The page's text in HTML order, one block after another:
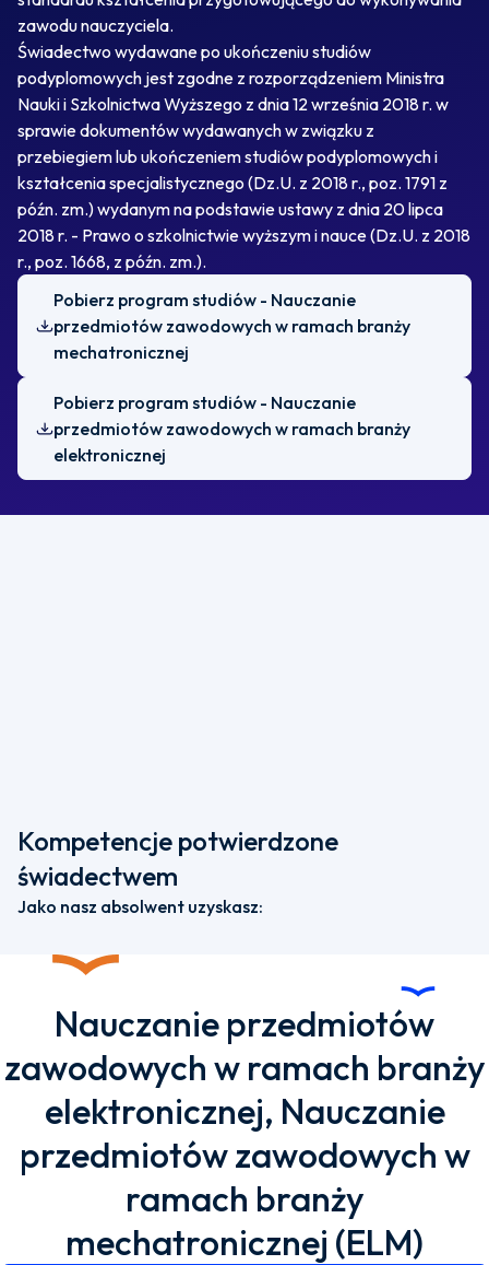
zawodu nauczyciela.
Świadectwo wydawane po ukończeniu studiów
podyplomowych jest zgodne z rozporządzeniem Ministra
Nauki i Szkolnictwa Wyższego z dnia 12 września 2018 r. w
sprawie dokumentów wydawanych w związku z
przebiegiem lub ukończeniem studiów podyplomowych i
kształcenia specjalistycznego (Dz.U. z 2018 r., poz. 1791 z
późn. zm.) wydanym na podstawie ustawy z dnia 20 lipca
2018 r. - Prawo o szkolnictwie wyższym i nauce (Dz.U. z 2018
r., poz. 1668, z późn. zm.).
Pobierz program studiów - Nauczanie
przedmiotów zawodowych w ramach branży
mechatronicznej
Pobierz program studiów - Nauczanie
przedmiotów zawodowych w ramach branży
elektronicznej
Kompetencje potwierdzone
świadectwem
Jako nasz absolwent uzyskasz:
Nauczanie przedmiotów
zawodowych w ramach branży
elektronicznej, Nauczanie
przedmiotów zawodowych w
ramach branży
mechatronicznej (ELM)